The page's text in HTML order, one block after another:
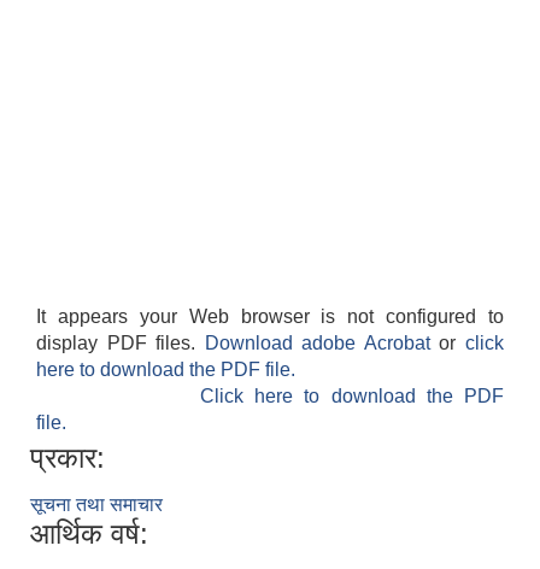
It appears your Web browser is not configured to
display PDF files.
Download adobe Acrobatorclick
here to download the PDF file.
Click here to download the PDF
file.
प्रकार:
सूचना तथा समाचार
आर्थिक वर्ष: